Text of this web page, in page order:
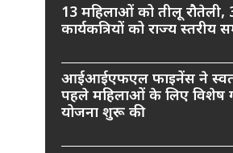
13 महिलाओं को तीलू रौतेली,
कार्यकत्रियों को राज्य स्तरीय
आईआईएफएल फाइनेंस ने
पहले महिलाओं के लिए विशेष
योजना शुरू की